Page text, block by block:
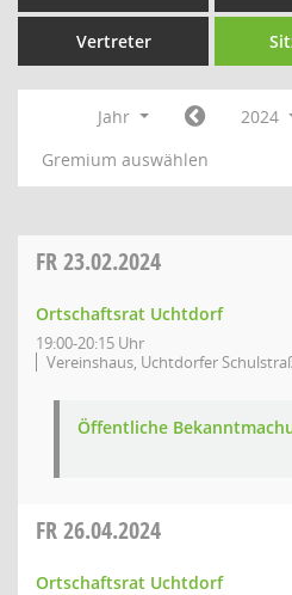
Vertreter
Jahr
2024
Gremium auswählen
FR23.02.2024
Ortschaftsrat Uchtdorf
19:00-20:15 Uhr
Vereinshaus, Uchtdorfer
Öffentliche
FR26.04.2024
Ortschaftsrat Uchtdorf